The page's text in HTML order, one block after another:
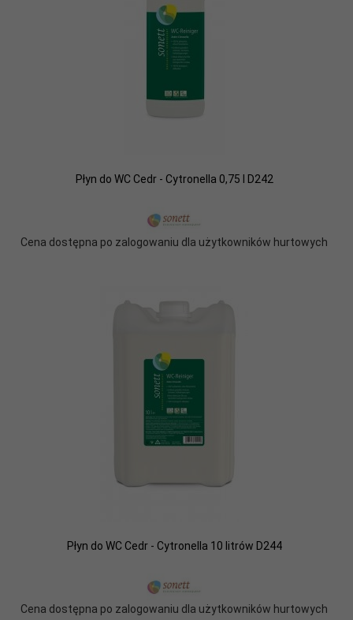
Płyn do WC Cedr - Cytronella 0,75 l D242
Cena dostępna po zalogowaniu dla użytkowników hurtowych
Płyn do WC Cedr - Cytronella 10 litrów D244
Cena dostępna po zalogowaniu dla użytkowników hurtowych